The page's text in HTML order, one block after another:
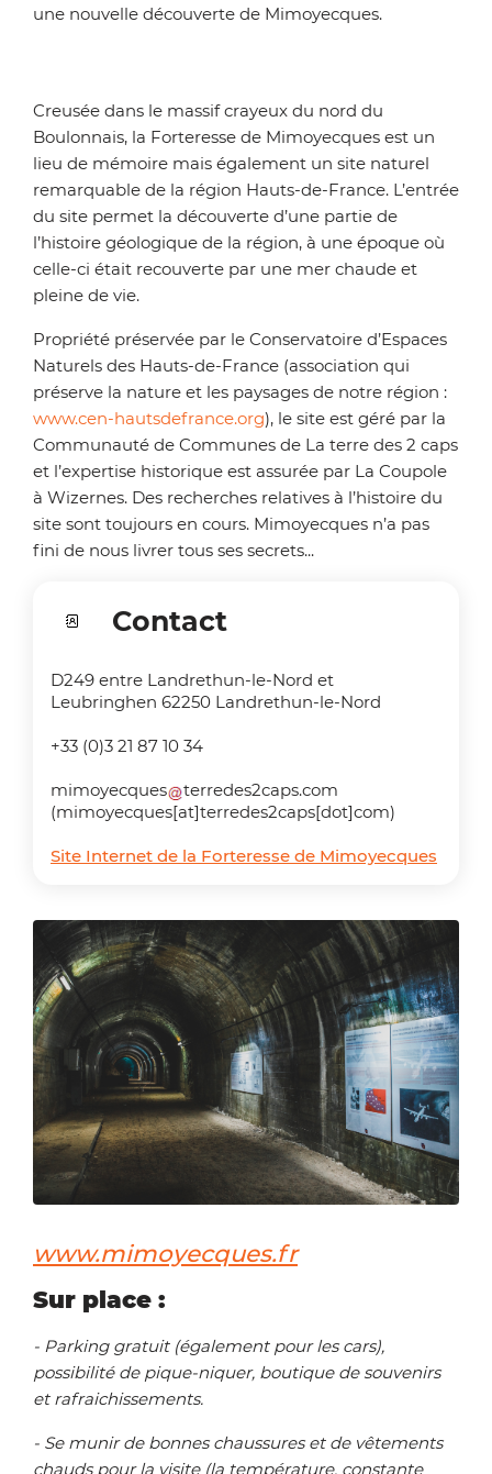
une nouvelle découverte de Mimoyecques.
Creusée dans le massif crayeux du nord du
Boulonnais, la Forteresse de Mimoyecques est un
lieu de mémoire mais également un site naturel
remarquable de la région Hauts-de-France. L’entrée
du site permet la découverte d’une partie de
l’histoire géologique de la région, à une époque où
celle-ci était recouverte par une mer chaude et
pleine de vie.
Propriété préservée par le Conservatoire d’Espaces
Naturels des Hauts-de-France (association qui
préserve la nature et les paysages de notre région :
www.cen-hautsdefrance.org), le site est géré par la
Communauté de Communes de La terre des 2 caps
et l’expertise historique est assurée par La Coupole
à Wizernes. Des recherches relatives à l’histoire du
site sont toujours en cours. Mimoyecques n’a pas
fini de nous livrer tous ses secrets...
Contact
D249 entre Landrethun-le-Nord et
Leubringhen 62250 Landrethun-le-Nord
+33 (0)3 21 87 10 34
mimoyecques terredes2caps.com
(mimoyecques[at]terredes2caps[dot]com)
Site Internet de la Forteresse de Mimoyecques
www.mimoyecques.fr
Sur place :
- Parking gratuit (également pour les cars),
possibilité de pique-niquer, boutique de souvenirs
et rafraichissements.
- Se munir de bonnes chaussures et de vêtements
chauds pour la visite (la température, constante